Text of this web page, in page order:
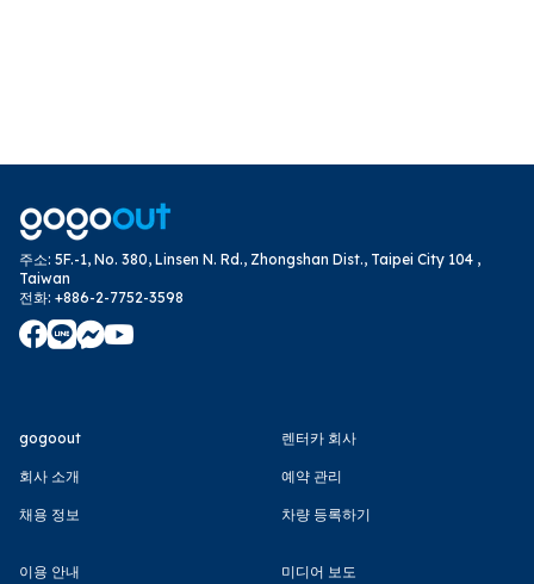
주소: 5F.-1, No. 380, Linsen N. Rd., Zhongshan Dist., Taipei City 104 ,
Taiwan
전화: +886-2-7752-3598
gogoout
회사 소개
채용 정보
렌터카 회사
예약 관리
차량 등록하기
이용 안내 미디어 보도